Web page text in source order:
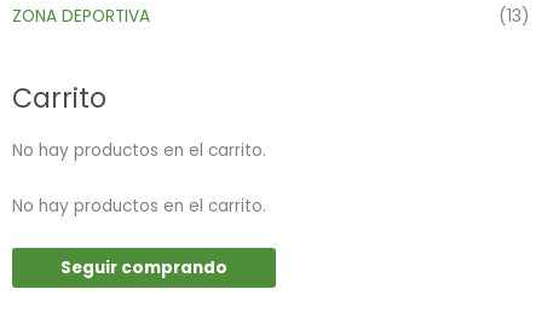
ZONA DEPORTIVA
(13)
Carrito
No hay productos en el carrito.
No hay productos en el carrito.
Seguir comprando